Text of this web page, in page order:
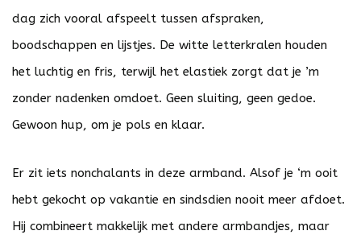
dag zich vooral afspeelt tussen afspraken,
boodschappen en lijstjes. De witte letterkralen houden
het luchtig en fris, terwijl het elastiek zorgt dat je ’m
zonder nadenken omdoet. Geen sluiting, geen gedoe.
Gewoon hup, om je pols en klaar.
Er zit iets nonchalants in deze armband. Alsof je ‘m ooit
hebt gekocht op vakantie en sindsdien nooit meer afdoet.
Hij combineert makkelijk met andere armbandjes, maar